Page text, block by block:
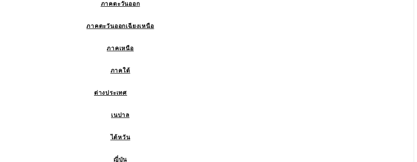
ภาคตะวันออก
ภาคตะวันออกเฉียงเหนือ
ภาคเหนือ
ภาคใต้
ต่างประเทศ
เนปาล
ไต้หวัน
ญี่ปุ่น